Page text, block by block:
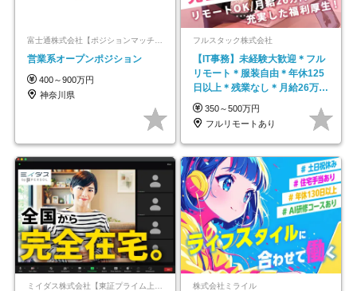
営業系オープンポジション
400～900万円
神奈川県
フルスタック株式会社
【IT事務】未経験大歓迎＊フル
リモート＊服装自由＊年休125
日以上＊残業なし＊月給26万円
以上
350～500万円
フルリモートあり
株式会社ミライル